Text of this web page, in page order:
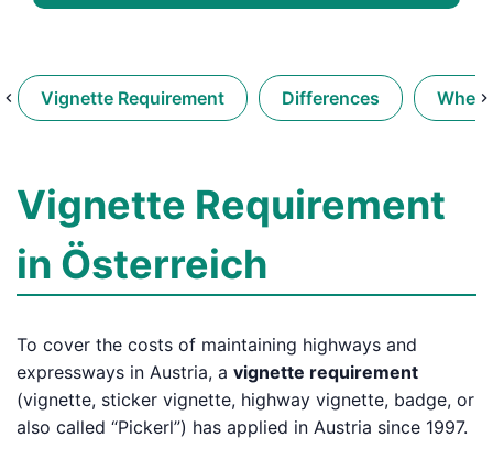
Vignette Requirement Differences When
Vignette Requirement
in Österreich
To cover the costs of maintaining highways and
expressways in Austria, a vignette requirement
(vignette, sticker vignette, highway vignette, badge, or
also called “Pickerl”) has applied in Austria since 1997.